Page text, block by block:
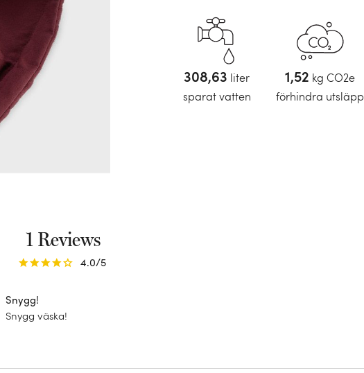
308,63 liter
sparat vatten
1,52 kg CO2e
förhindra utsläpp
1 Reviews
4.0/5
Snygg!
Snygg väska!